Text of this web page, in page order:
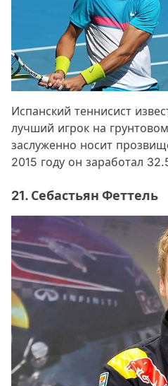
Испанский теннисист
лучший игрок на
заслуженно носит
2015 году он заработал
21. Себастьян Феттель